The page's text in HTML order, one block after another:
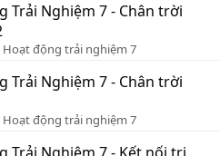
Trải Nghiệm 7 - Chân trời
Hoạt động trải nghiệm 7
Trải Nghiệm 7 - Chân trời
Hoạt động trải nghiệm 7